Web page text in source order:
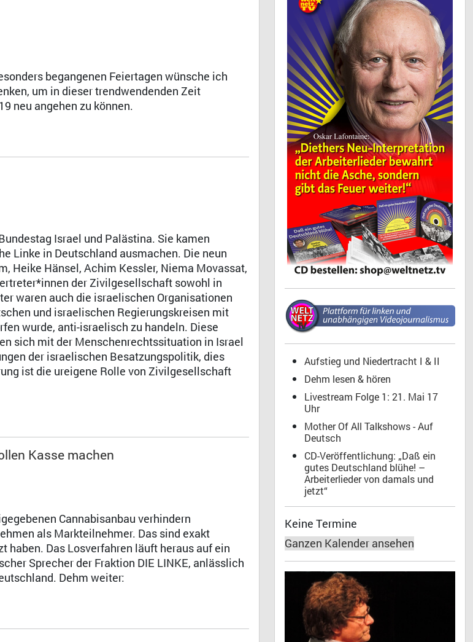
begangenen Feiertagen wünsche ich
um in dieser trendwendenden Zeit
neu angehen zu können.
Israel und Palästina. Sie kamen
Linke in Deutschland ausmachen. Die neun
Heike Hänsel, Achim Kessler, Niema Movassat,
der Zivilgesellschaft sowohl in
waren auch die israelischen Organisationen
und israelischen Regierungskreisen mit
wurde, anti-israelisch zu handeln. Diese
sich mit der Menschenrechtssituation in Israel
der israelischen Besatzungspolitik, dies
ist die ureigene Rolle von Zivilgesellschaft
Kasse machen
Cannabisanbau verhindern
als Markteilnehmer. Das sind exakt
Das Losverfahren läuft heraus auf ein
Sprecher der Fraktion DIE LINKE, anlässlich
Dehm weiter:
Aufstieg und Niedertracht I & II
Dehm lesen & hören
Livestream Folge 1: 21. Mai 17
Uhr
Mother Of All Talkshows - Auf
Deutsch
CD-Veröffentlichung: „Daß ein
gutes Deutschland blühe! –
Arbeiterlieder von damals und
jetzt“
Keine Termine
Ganzen Kalender ansehen